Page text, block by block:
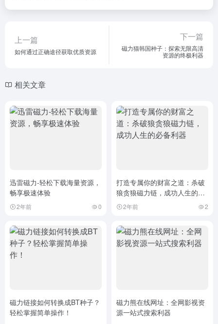
上一篇
如何通过正确途径获取优质资源
下一篇
磁力猫韩国种子：探索无限高清
资源的终极利器
相关文章
迅雷磁力-轻松下载海量资源，
畅享极速体验
2年前 0
打造专属你的财富之道：杀破
狼贪狼磁力链，成功人生的必
备利器
2年前 2
磁力链接如何转换成BT种子？
轻松掌握简单操作！
磁力熊在线网址：全网影视资
源一站式搜索利器